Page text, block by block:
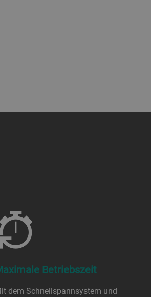
Betriebszeit
dem Schnellspannsystem und